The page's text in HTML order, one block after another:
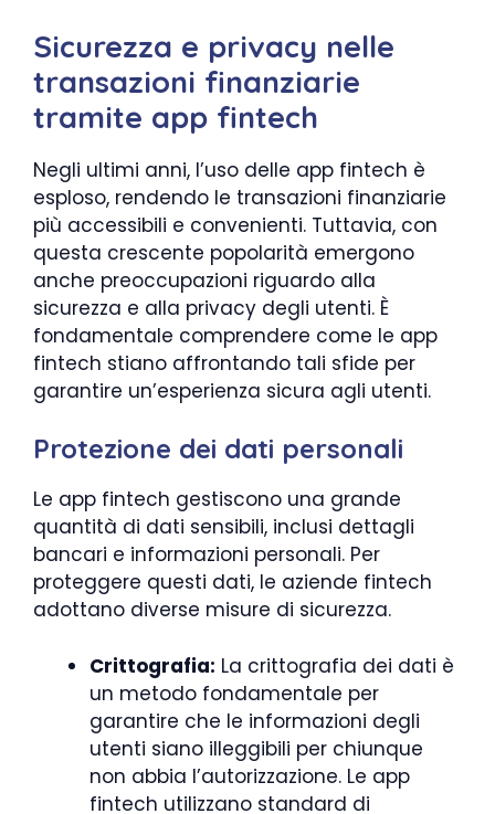
Sicurezza e privacy nelle
transazioni finanziarie
tramite app fintech
Negli ultimi anni, l’uso delle app fintech è
esploso, rendendo le transazioni finanziarie
più accessibili e convenienti. Tuttavia, con
questa crescente popolarità emergono
anche preoccupazioni riguardo alla
sicurezza e alla privacy degli utenti. È
fondamentale comprendere come le app
fintech stiano affrontando tali sfide per
garantire un’esperienza sicura agli utenti.
Protezione dei dati personali
Le app fintech gestiscono una grande
quantità di dati sensibili, inclusi dettagli
bancari e informazioni personali. Per
proteggere questi dati, le aziende fintech
adottano diverse misure di sicurezza.
Crittografia: La crittografia dei dati è
un metodo fondamentale per
garantire che le informazioni degli
utenti siano illeggibili per chiunque
non abbia l’autorizzazione. Le app
fintech utilizzano standard di